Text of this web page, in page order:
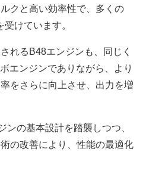
クと高い効率性で、多くの
けています。
れるB48エンジンも、同じく
エンジンでありながら、より
をさらに向上させ、出力を増
ンの基本設計を踏襲しつつ、
の改善により、性能の最適化